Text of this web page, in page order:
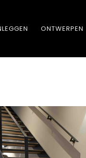
ONTWERPEN